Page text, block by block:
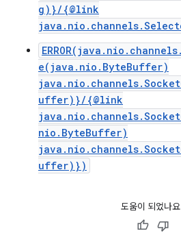
g)}/{@link
e(java.nio.ByteBuffer)
uffer)}/{@link
nio.ByteBuffer)
uffer)})
도움이 되었나